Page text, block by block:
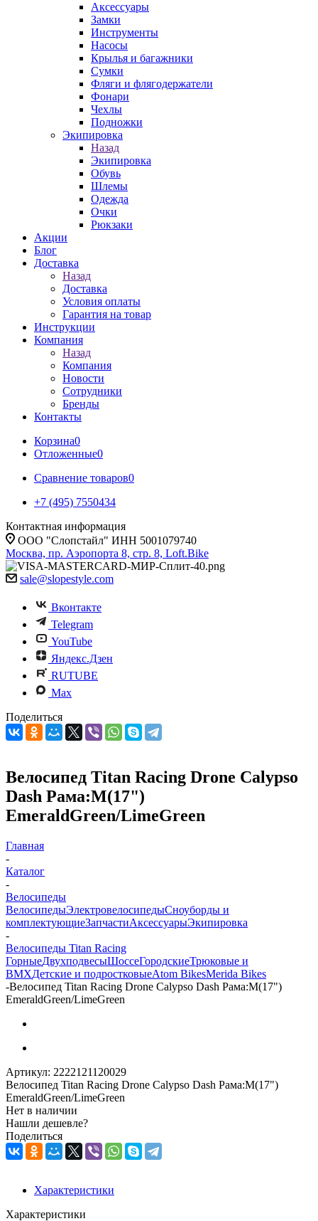
Аксессуары
Замки
Инструменты
Насосы
Крылья и багажники
Сумки
Фляги и флягодержатели
Фонари
Чехлы
Подножки
Экипировка
Назад
Экипировка
Обувь
Шлемы
Одежда
Очки
Рюкзаки
Акции
Блог
Доставка
Назад
Доставка
Условия оплаты
Гарантия на товар
Инструкции
Компания
Назад
Компания
Новости
Сотрудники
Бренды
Контакты
Корзина0
Отложенные0
Сравнение товаров0
+7 (495) 7550434
Контактная информация
ООО "Слопстайл" ИНН 5001079740
Москва, пр. Аэропорта 8, стр. 8, Loft.Bike
sale@slopestyle.com
Вконтакте
Telegram
YouTube
Яндекс.Дзен
RUTUBE
Max
Поделиться
Велосипед Titan Racing Drone Calypso
Dash Рама:M(17")
EmeraldGreen/LimeGreen
Главная
-
Каталог
-
Велосипеды
ВелосипедыЭлектровелосипедыCноуборды и
комплектующиеЗапчастиАксессуарыЭкипировка
-
Велосипеды Titan Racing
ГорныеДвухподвесыШоссеГородскиеТрюковые и
BMXДетские и подростковыеAtom BikesMerida Bikes
-Велосипед Titan Racing Drone Calypso Dash Рама:M(17")
EmeraldGreen/LimeGreen
Артикул: 2222121120029
Велосипед Titan Racing Drone Calypso Dash Рама:M(17")
EmeraldGreen/LimeGreen
Нет в наличии
Нашли дешевле?
Поделиться
Характеристики
Характеристики